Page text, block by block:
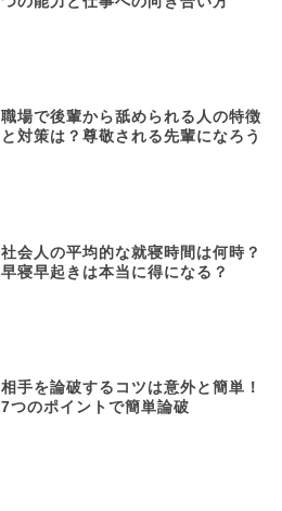
職場で後輩から舐められる人の特徴
と対策は？尊敬される先輩になろう
社会人の平均的な就寝時間は何時？
早寝早起きは本当に得になる？
相手を論破するコツは意外と簡単！
7つのポイントで簡単論破